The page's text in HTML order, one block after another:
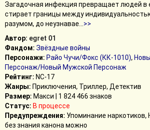
Загадочная инфекция превращает людей в
стирает границы между
разумом, до неузнавае...>>
Автор: egret 01
Фандом: Звёздные войны
Персонажи: Райо Чучи/Фокс (КК-1010),
Персонаж/Новый Мужской Персонаж
Рейтинг: NC-17
Жанры: Приключения, Триллер, Детектив
Размер: Макси | 1 824 466 знаков
Статус: В процессе
Предупреждения: Упоминание наркотиков,
без знания канона можно